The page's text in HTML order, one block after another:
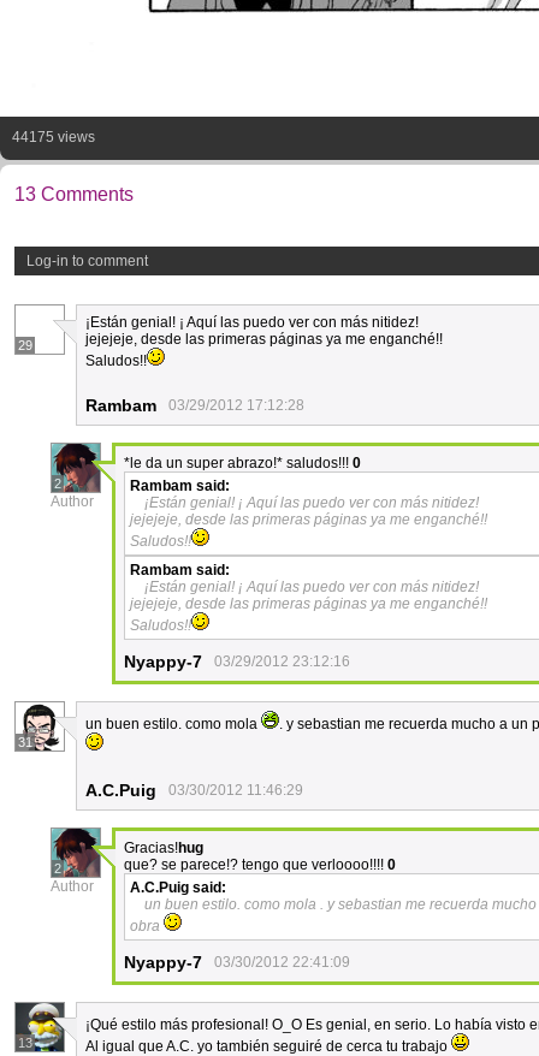
44175 views
13 Comments
Log-in to comment
29
¡Están genial! ¡ Aquí las puedo ver con más nitidez!
jejejeje, desde las primeras páginas ya me enganché!!
Saludos!!
Rambam 03/29/2012 17:12:28
2
Author
*le da un super abrazo!* saludos!!! 0
Rambam said:
¡Están genial! ¡ Aquí las puedo ver con más nitidez!
jejejeje, desde las primeras páginas ya me enganché!!
Saludos!!
Rambam said:
¡Están genial! ¡ Aquí las puedo ver con más nitidez!
jejejeje, desde las primeras páginas ya me enganché!!
Saludos!!
Nyappy-7 03/29/2012 23:12:16
31
un buen estilo. como mola . y sebastian me recuerda mucho a
A.C.Puig 03/30/2012 11:46:29
2
Author
Gracias!hug
que? se parece!? tengo que verloooo!!!! 0
A.C.Puig said:
un buen estilo. como mola . y sebastian me recuerda
obra
Nyappy-7 03/30/2012 22:41:09
13
¡Qué estilo más profesional! O_O Es genial, en serio. Lo había
Al igual que A.C. yo también seguiré de cerca tu trabajo